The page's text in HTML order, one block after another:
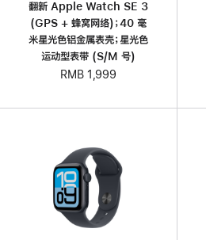
翻新 Apple Watch SE 3
(GPS + 蜂窝网络)；40 毫
米星光色铝金属表壳；星光色
运动型表带 (S/M 号)
RMB 1,999